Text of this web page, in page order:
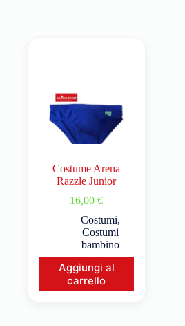
Costume Arena
Razzle Junior
16,00€
Costumi,
Costumi
bambino
Aggiungi al
carrello